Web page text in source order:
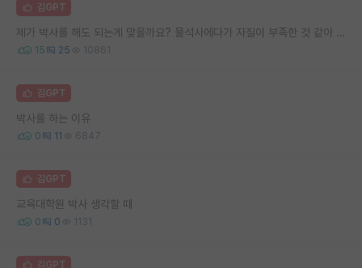
김GPT
제가 박사를 해도 되는게 맞을까요? 물석사에다가 자질이 부족한 것 같아 고민됩니다..
15 25 10861
김GPT
박사를 하는 이유
0 11 6847
김GPT
교육대학원 박사 생각할 때
0 0 1131
김GPT